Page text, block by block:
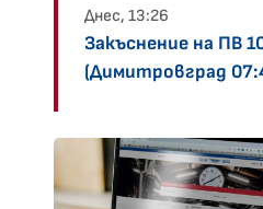
Днес, 13:26
Закъснение на ПВ
(Димитровград